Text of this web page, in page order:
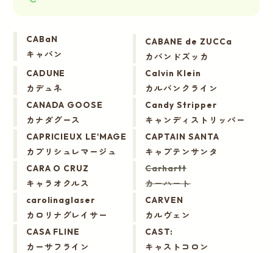
CABaN
キャバン
CABANE de ZUCCa
カバンドズッカ
CADUNE
カデュネ
Calvin Klein
カルバンクライン
CANADA GOOSE
カナダグース
Candy Stripper
キャンディストリッパー
CAPRICIEUX LE'MAGE
カプリシュレマージュ
CAPTAIN SANTA
キャプテンサンタ
CARA O CRUZ
キャラオクルス
Carhartt
カーハート
carolinaglaser
カロリナグレイサー
CARVEN
カルヴェン
CASA FLINE
カーサフライン
CAST:
キャストコロン